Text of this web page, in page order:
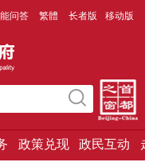
问答 繁體 长者版 移动版
政策兑现 政民互动